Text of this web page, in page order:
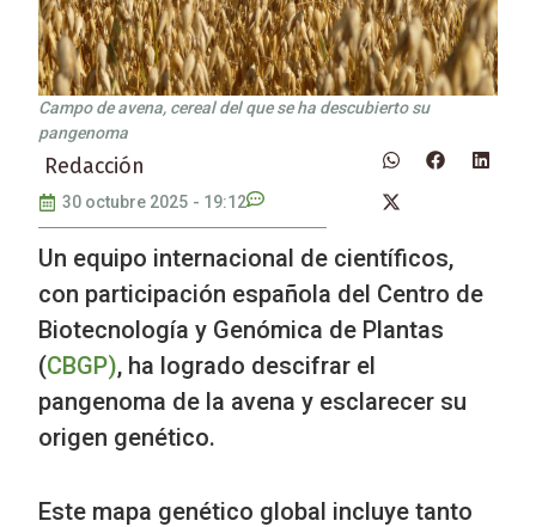
Campo de avena, cereal del que se ha descubierto su
pangenoma
Redacción
30 octubre 2025 - 19:12
Un equipo internacional de científicos,
con participación española del Centro de
Biotecnología y Genómica de Plantas
(CBGP), ha logrado descifrar el
pangenoma de la avena y esclarecer su
origen genético.
Este mapa genético global incluye tanto